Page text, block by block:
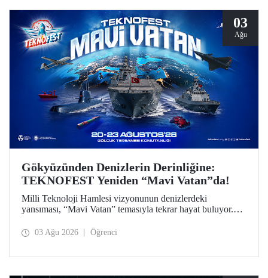
03
Ağu
Gökyüzünden Denizlerin Derinliğine:
TEKNOFEST Yeniden “Mavi Vatan”da!
Milli Teknoloji Hamlesi vizyonunun denizlerdeki
yansıması, “Mavi Vatan” temasıyla tekrar hayat buluyor.
tarihlerinde Gölcük Tersanesi Komutanlığı’nda
03 Ağu 2026 Öğrenci